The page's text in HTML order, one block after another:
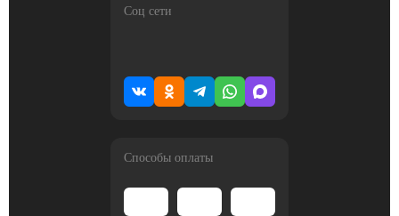
Соц сети
Способы оплаты